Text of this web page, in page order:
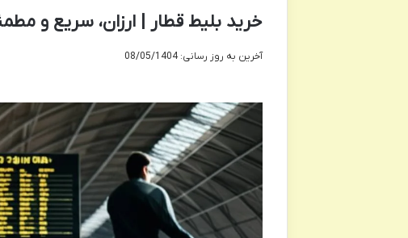
خرید بلیط قطار | ارزان، سریع و
آخرین به روز رسانی: 08/05/1404